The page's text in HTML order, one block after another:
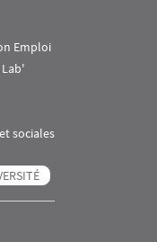
Emploi
sociales